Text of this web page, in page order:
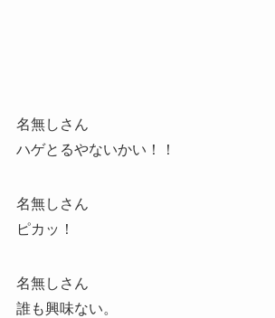
名無しさん
ハゲとるやないかい！！
名無しさん
ピカッ！
名無しさん
誰も興味ない。